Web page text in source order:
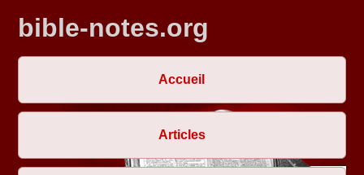
bible-notes.org
Accueil
Articles